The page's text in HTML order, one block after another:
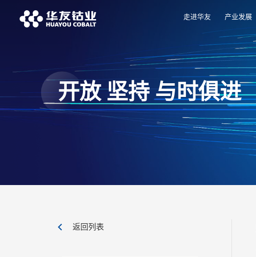
走进华友 产业发展
开放 坚持 与时俱进
返回列表